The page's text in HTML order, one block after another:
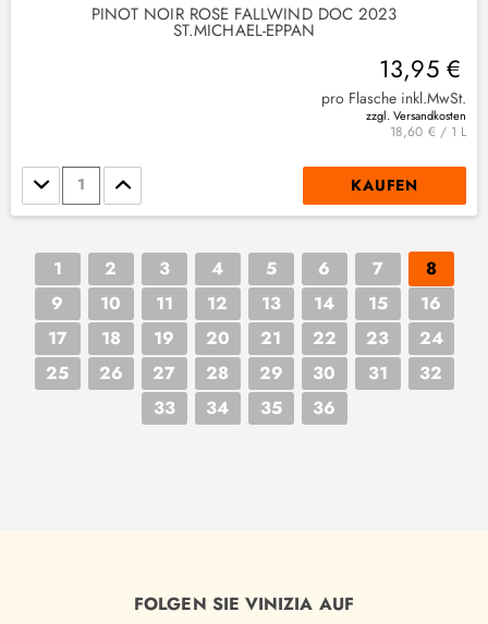
PINOT NOIR ROSÉ FALLWIND DOC 2023
ST.MICHAEL-EPPAN
13,95 €
pro Flasche inkl.MwSt.
zzgl. Versandkosten
18,60 € / 1 L
Stückzahl KAUFEN
1 2 3 4 5 6 7
8
9
10 11 12 13 14 15
16
17
18 19 20 21 22 23
24
25
26 27 28 29 30 31
32
33
34 35 36
FOLGEN SIE VINIZIA AUF